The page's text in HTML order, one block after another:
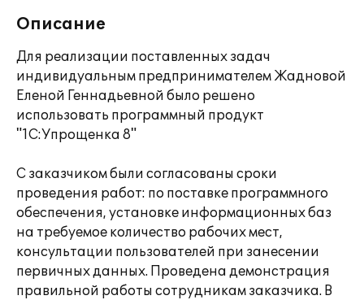
Описание
Для реализации поставленных задач
индивидуальным предпринимателем Жадновой
Еленой Геннадьевной было решено
использовать программный продукт
"1С:Упрощенка 8"
С заказчиком были согласованы сроки
проведения работ: по поставке программного
обеспечения, установке информационных баз
на требуемое количество рабочих мест,
консультации пользователей при занесении
первичных данных. Проведена демонстрация
правильной работы сотрудникам заказчика. В